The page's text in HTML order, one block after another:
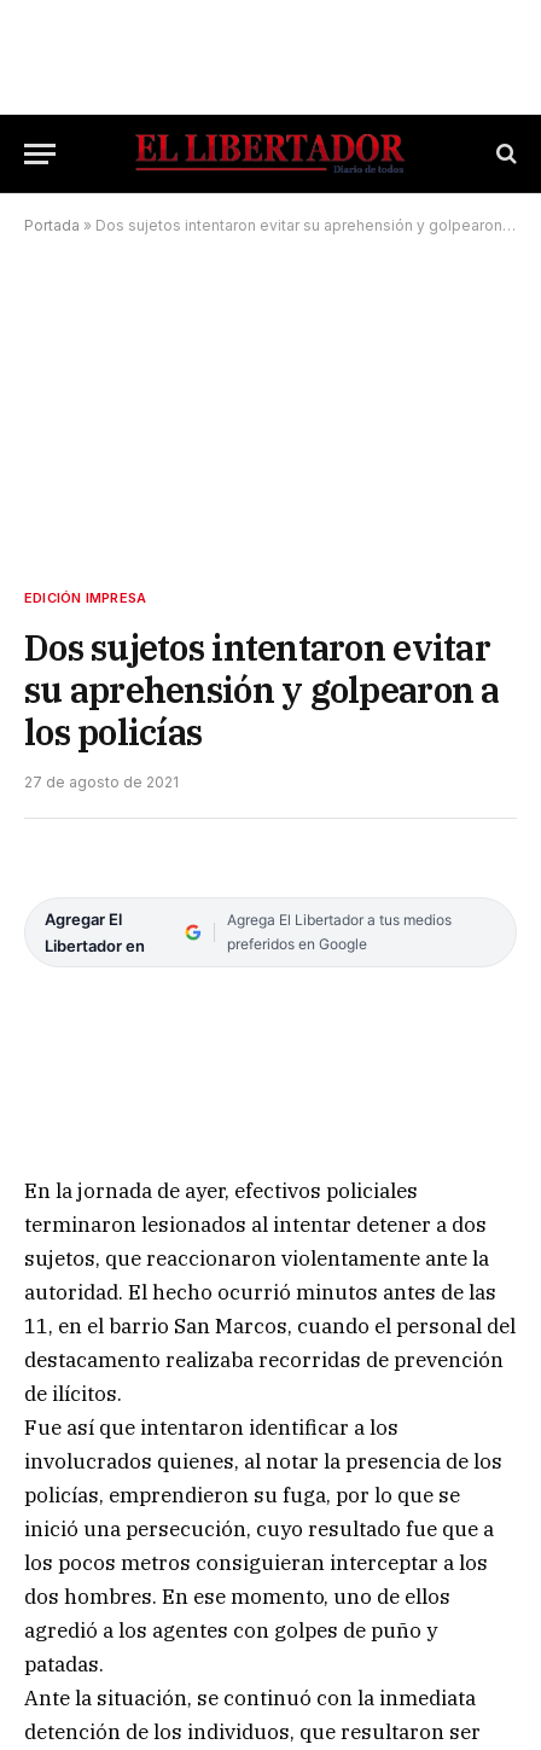
Portada » Dos sujetos intentaron evitar su aprehensión y golpearon a los policías
EDICIÓN IMPRESA
Dos sujetos intentaron evitar
su aprehensión y golpearon a
los policías
27 de agosto de 2021
Agregar El
Libertador en
Agrega El Libertador a tus medios
preferidos en Google
En la jornada de ayer, efectivos policiales
terminaron lesionados al intentar detener a dos
sujetos, que reaccionaron violentamente ante la
autoridad. El hecho ocurrió minutos antes de las
11, en el barrio San Marcos, cuando el personal del
destacamento realizaba recorridas de prevención
de ilícitos.
Fue así que intentaron identificar a los
involucrados quienes, al notar la presencia de los
policías, emprendieron su fuga, por lo que se
inició una persecución, cuyo resultado fue que a
los pocos metros consiguieran interceptar a los
dos hombres. En ese momento, uno de ellos
agredió a los agentes con golpes de puño y
patadas.
Ante la situación, se continuó con la inmediata
detención de los individuos, que resultaron ser